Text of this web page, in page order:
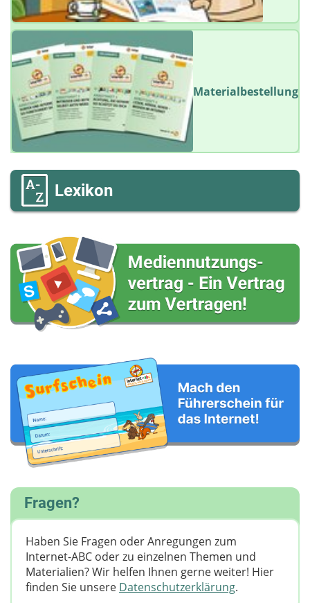
Materialbestellung
Lexikon
Fragen?
Haben Sie Fragen oder Anregungen zum
Internet-ABC oder zu einzelnen Themen und
Materialien? Wir helfen Ihnen gerne weiter! ​Hier
finden Sie unsere Datenschutzerklärung.